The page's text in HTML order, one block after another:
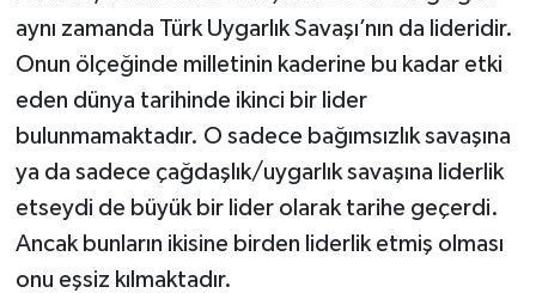
aynı zamanda Türk Uygarlık Savaşı’nın da lideridir.
Onun ölçeğinde milletinin kaderine bu kadar etki
eden dünya tarihinde ikinci bir lider
bulunmamaktadır. O sadece bağımsızlık savaşına
ya da sadece çağdaşlık/uygarlık savaşına liderlik
etseydi de büyük bir lider olarak tarihe geçerdi.
Ancak bunların ikisine birden liderlik etmiş olması
onu eşsiz kılmaktadır.